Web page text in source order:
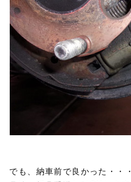
でも、納車前で良かった・・・